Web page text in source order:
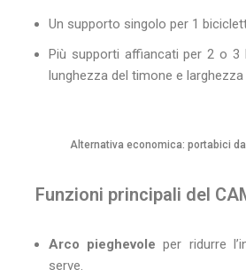
Un supporto singolo per 1
Più supporti affiancati per 2 o 3
lunghezza del timone e larghezza
Alternativa economica: portabici
Funzioni principali del
Arco pieghevole per ridurre
serve.